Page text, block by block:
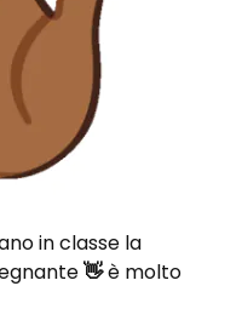
in classe la
👋è molto